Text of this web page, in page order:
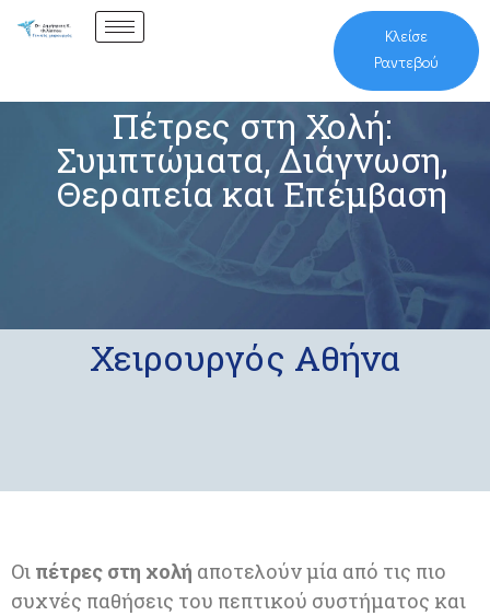
Κλείσε
Ραντεβού
Πέτρες στη Χολή:
Συμπτώματα, Διάγνωση,
Θεραπεία και Επέμβαση
Χειρουργός Αθήνα
Οι πέτρες στη χολή αποτελούν μία από τις πιο
συχνές παθήσεις του πεπτικού συστήματος και